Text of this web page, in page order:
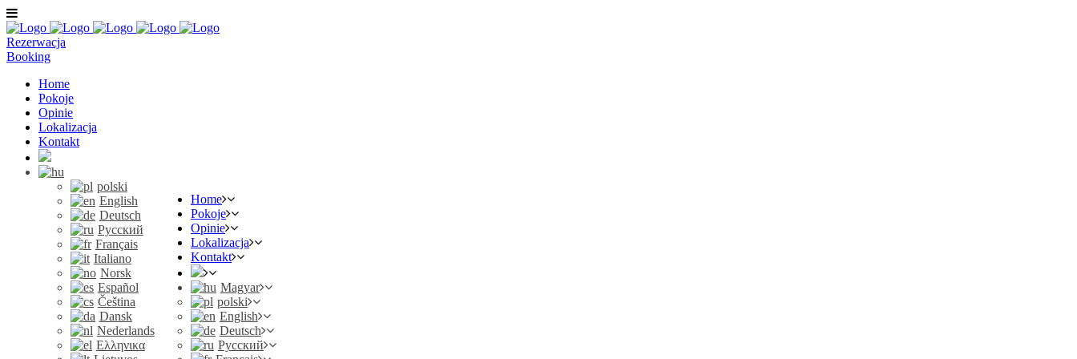
Rezerwacja
Booking
Home
Pokoje
Opinie
Lokalizacja
Kontakt
polski
English
Deutsch
Русский
Français
Italiano
Norsk
Español
Čeština
Dansk
Nederlands
Ελληνικα
Home
Pokoje
Opinie
Lokalizacja
Kontakt
Magyar
polski
English
Deutsch
Русский